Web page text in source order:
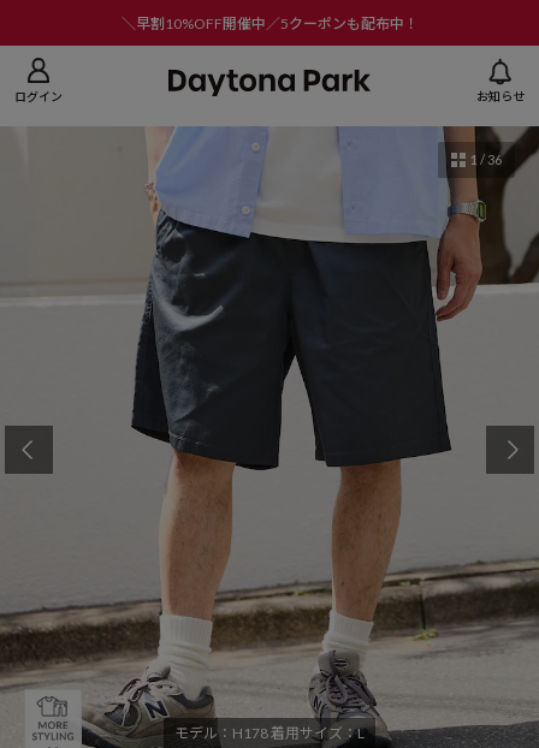
＼早割10%OFF開催中／5クーポンも配布中！
ログイン お知らせ
モデル：H178 着用サイズ：L
1 / 36